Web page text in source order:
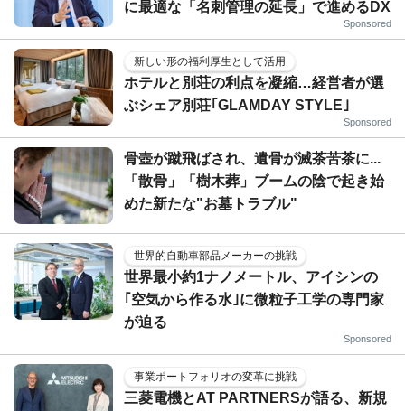
に最適な「名刺管理の延長」で進めるDX
Sponsored
新しい形の福利厚生として活用
ホテルと別荘の利点を凝縮…経営者が選
ぶシェア別荘｢GLAMDAY STYLE｣
Sponsored
骨壺が蹴飛ばされ、遺骨が滅茶苦茶に...
「散骨」「樹木葬」ブームの陰で起き始
めた新たな"お墓トラブル"
世界的自動車部品メーカーの挑戦
世界最小約1ナノメートル、アイシンの
｢空気から作る水｣に微粒子工学の専門家
が迫る
Sponsored
事業ポートフォリオの変革に挑戦
三菱電機とAT PARTNERSが語る、新規